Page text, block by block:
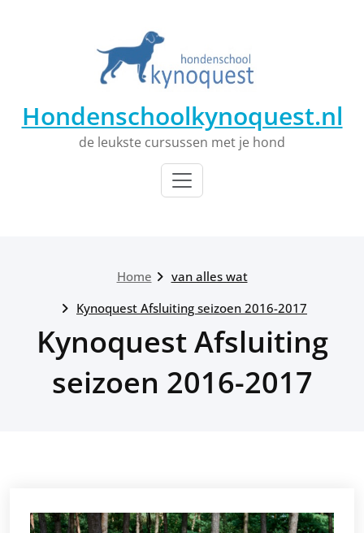
Hondenschoolkynoquest.nl
de leukste cursussen met je hond
Home
van alles wat
Kynoquest Afsluiting seizoen 2016-2017
Kynoquest Afsluiting
seizoen 2016-2017